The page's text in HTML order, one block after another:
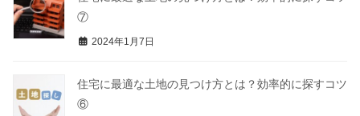
⑦
2024年1月7日
住宅に最適な土地の見つけ方とは？効率的に探すコツ
⑥